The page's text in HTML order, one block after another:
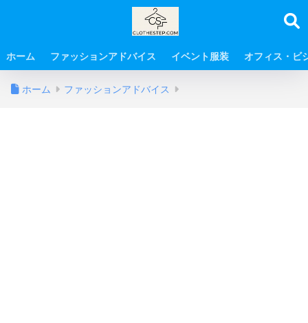
ホーム ファッションアドバイス イベント服装 オフィス・ビ
ホーム ファッションアドバイス